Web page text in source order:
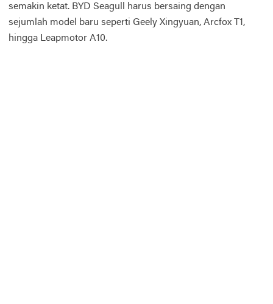
semakin ketat. BYD Seagull harus bersaing dengan
sejumlah model baru seperti Geely Xingyuan, Arcfox T1,
hingga Leapmotor A10.